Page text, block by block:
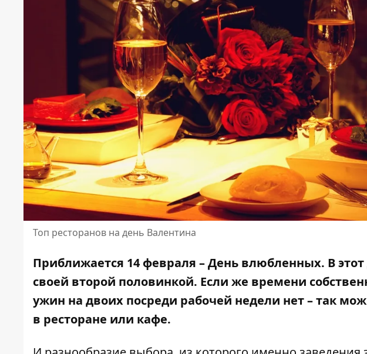
Топ ресторанов на день Валентина
Приближается 14 февраля – День влюбленных. В этот
своей второй половинкой. Если же времени
ужин на двоих посреди рабочей недели нет – так
в ресторане или кафе.